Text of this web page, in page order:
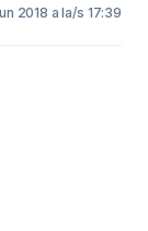
2018 a la/s 17:39